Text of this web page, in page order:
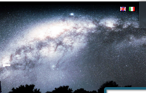
Cerca nel